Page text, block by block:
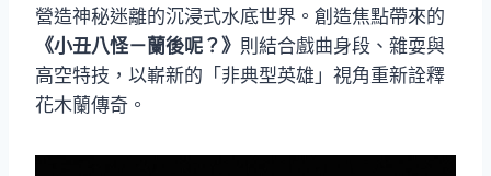
營造神秘迷離的沉浸式水底世界。創造焦點帶來的
《小丑八怪－蘭後呢？》 則結合戲曲身段、雜耍與
高空特技，以嶄新的「非典型英雄」視角重新詮釋
花木蘭傳奇。